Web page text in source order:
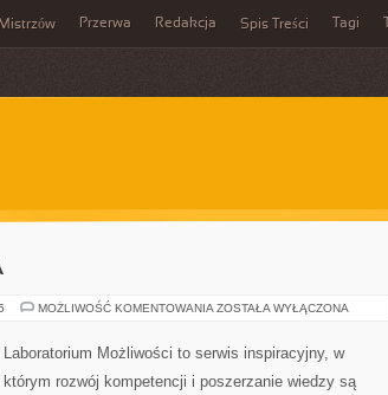
Mistrzów Przerwa Redakcja Spis Treści Tagi
MOŻLIWOŚĆ KOMENTOWANIA WIELKIE
ZOSTAŁA WYŁĄCZONA
Laboratorium Możliwości to serwis inspiracyjny, w
którym rozwój kompetencji i poszerzanie wiedzy są